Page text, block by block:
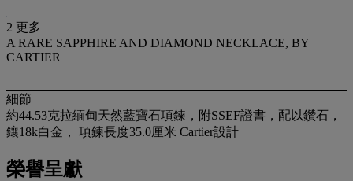
2 更多
A RARE SAPPHIRE AND DIAMOND NECKLACE, BY
CARTIER
細節
約44.53克拉緬甸天然藍寶石項鍊，附SSEF證書，配以鑽石，
鑲18k白金， 項鍊長度35.0厘米 Cartier設計
榮譽呈獻